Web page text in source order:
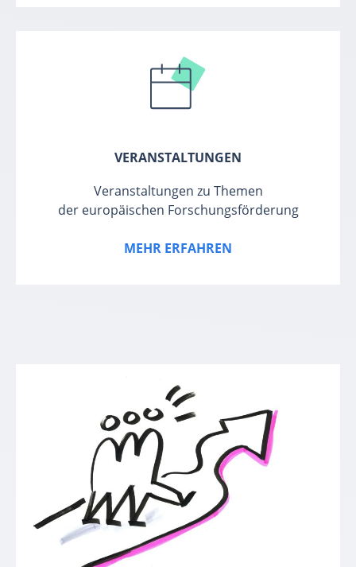
VERANSTALTUNGEN
Veranstaltungen zu Themen
der europäischen Forschungsförderung
MEHR ERFAHREN